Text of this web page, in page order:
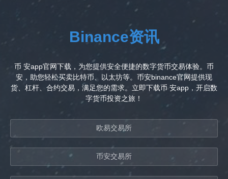
Binance资讯
币 安app官网下载，为您提供安全便捷的数字货币交易体验。币
安，助您轻松买卖比特币、以太坊等。币安binance官网提供现
货、杠杆、合约交易，满足您的需求。立即下载币 安app，开启数
字货币投资之旅！
欧易交易所
币安交易所